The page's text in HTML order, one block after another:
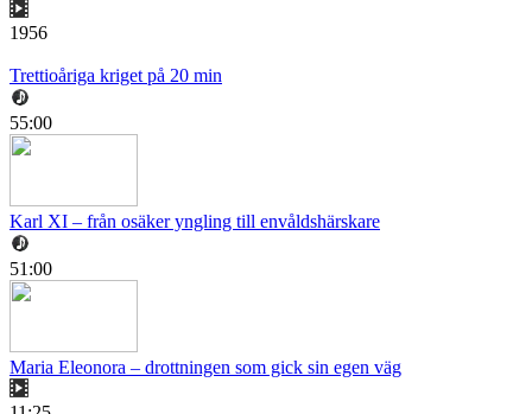
1956
Trettioåriga kriget på 20 min
55:00
Karl XI – från osäker yngling till envåldshärskare
51:00
Maria Eleonora – drottningen som gick sin egen väg